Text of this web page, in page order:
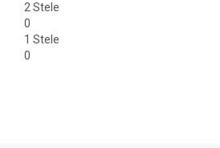
2 Stele
0
1 Stele
0